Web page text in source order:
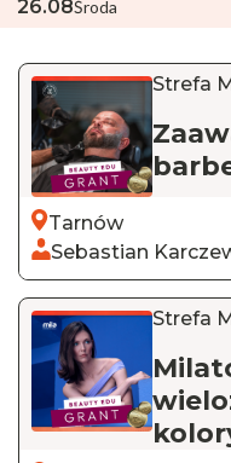
Środa
26.08
Strefa
Tarnów
Sebastian
Strefa